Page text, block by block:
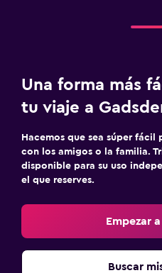
Bañera de hidromasaje
Piscina al aire libre
Toallas para piscina
Estacionamiento y
Traslado aeropuerto
Aire libre
Una forma más
tu viaje a
Hacemos que sea súper
con los amigos o la familia.
disponible para su uso
el que reserves.
Empezar
Buscar